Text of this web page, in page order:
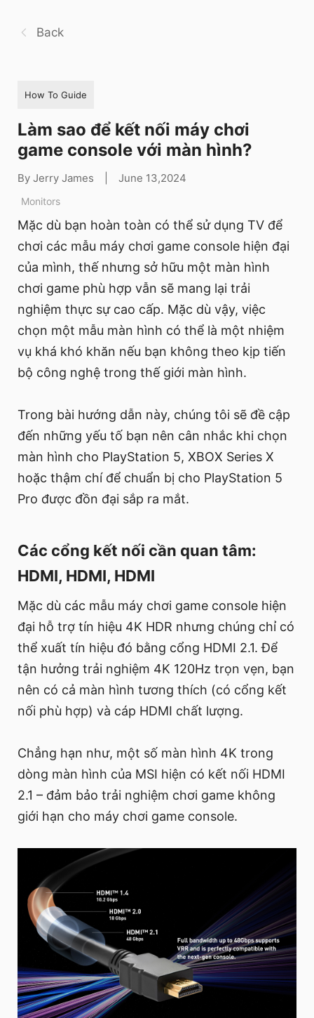
Back
How To Guide
Làm sao để kết nối máy chơi
game console với màn hình?
By Jerry James June 13,2024
Monitors
Mặc dù bạn hoàn toàn có thể sử dụng TV để
chơi các mẫu máy chơi game console hiện đại
của mình, thế nhưng sở hữu một màn hình
chơi game phù hợp vẫn sẽ mang lại trải
nghiệm thực sự cao cấp. Mặc dù vậy, việc
chọn một mẫu màn hình có thể là một nhiệm
vụ khá khó khăn nếu bạn không theo kịp tiến
bộ công nghệ trong thế giới màn hình.
Trong bài hướng dẫn này, chúng tôi sẽ đề cập
đến những yếu tố bạn nên cân nhắc khi chọn
màn hình cho PlayStation 5, XBOX Series X
hoặc thậm chí để chuẩn bị cho PlayStation 5
Pro được đồn đại sắp ra mắt.
Các cổng kết nối cần quan tâm:
HDMI, HDMI, HDMI
Mặc dù các mẫu máy chơi game console hiện
đại hỗ trợ tín hiệu 4K HDR nhưng chúng chỉ có
thể xuất tín hiệu đó bằng cổng HDMI 2.1. Để
tận hưởng trải nghiệm 4K 120Hz trọn vẹn, bạn
nên có cả màn hình tương thích (có cổng kết
nối phù hợp) và cáp HDMI chất lượng.
Chẳng hạn như, một số màn hình 4K trong
dòng màn hình của MSI hiện có kết nối HDMI
2.1 – đảm bảo trải nghiệm chơi game không
giới hạn cho máy chơi game console.